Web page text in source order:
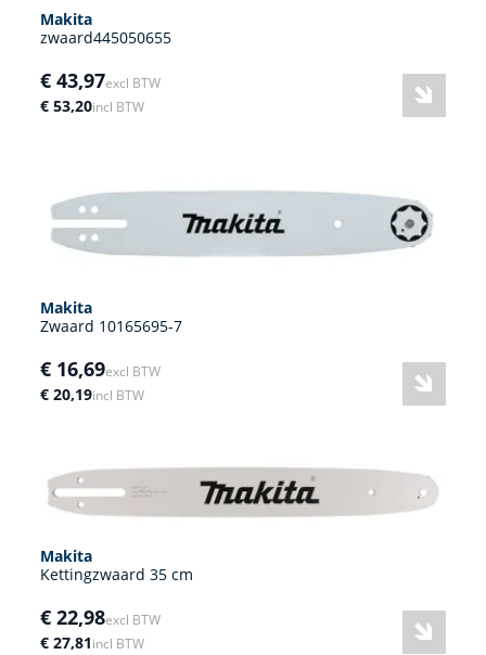
Makita
zwaard445050655
€ 43,97excl BTW
€ 53,20incl BTW
Makita
Zwaard 10165695-7
€ 16,69excl BTW
€ 20,19incl BTW
Makita
Kettingzwaard 35 cm
€ 22,98excl BTW
€ 27,81incl BTW